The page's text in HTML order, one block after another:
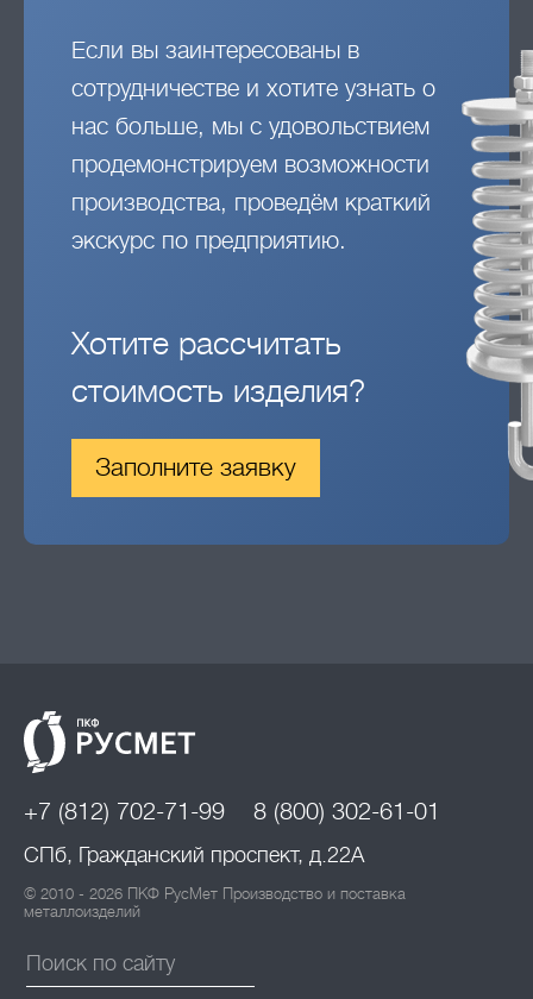
Если вы заинтересованы в
сотрудничестве и хотите узнать о
нас больше, мы с удовольствием
продемонстрируем возможности
производства, проведём краткий
экскурс по предприятию.
Хотите рассчитать
стоимость изделия?
Заполните заявку
+7 (812) 702-71-99 8 (800) 302-61-01
СПб, Гражданский проспект, д.22А
© 2010 - 2026 ПКФ РусМет Производство и поставка
металлоизделий